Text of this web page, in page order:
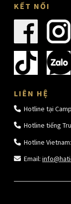
KẾT NỐI
LIÊN HỆ
Hotline tại
Hotline tiếng
Hotline Vietnam:
Email: